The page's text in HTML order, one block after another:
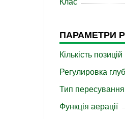
Клас
ПАРАМЕТРИ
Кількість
Регулировка
Тип пересування
Функція аерації